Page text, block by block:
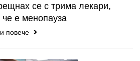
се с трима лекари,
е менопауза
повече